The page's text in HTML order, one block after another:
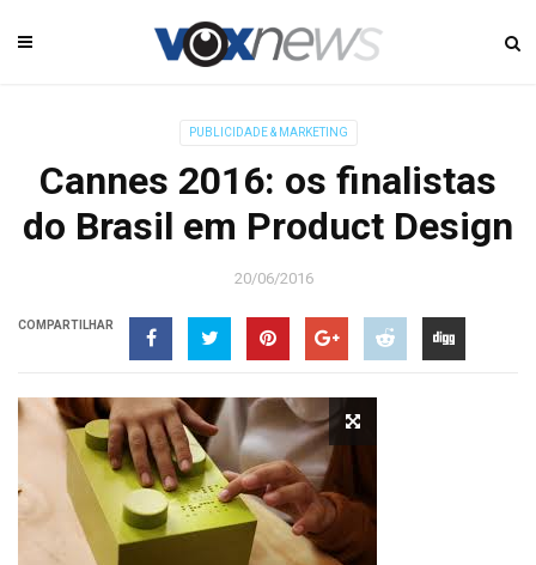
PUBLICIDADE & MARKETING
Cannes 2016: os finalistas
do Brasil em Product Design
20/06/2016
COMPARTILHAR